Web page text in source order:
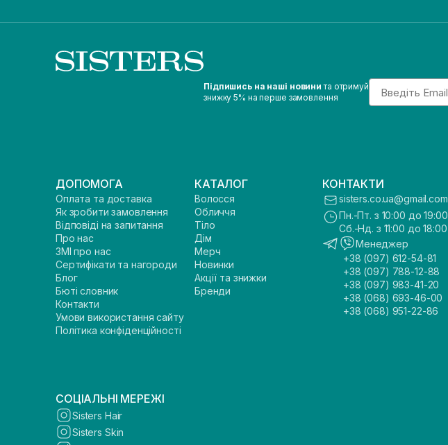
Підпишись на наші новини та отримуй
знижку 5% на перше замовлення
Email
ДОПОМОГА
Оплата та доставка
Як зробити замовлення
Відповіді на запитання
Про нас
ЗМІ про нас
Сертифікати та нагороди
Блог
Бюті словник
Контакти
Умови використання сайту
Політика конфіденційності
КАТАЛОГ
Волосся
Обличчя
Тіло
Дім
Мерч
Новинки
Акції та знижки
Бренди
КОНТАКТИ
sisters.co.ua@gmail.com
Пн.-Пт. з 10:00 до 19:00
Сб.-Нд. з 11:00 до 18:00
Менеджер
+38 (097) 612-54-81
+38 (097) 788-12-88
+38 (097) 983-41-20
+38 (068) 693-46-00
+38 (068) 951-22-86
СОЦІАЛЬНІ МЕРЕЖІ
Sisters Hair
Sisters Skin